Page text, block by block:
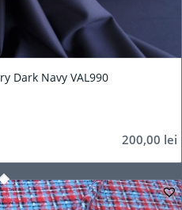
Dark Navy VAL990
200,00 lei